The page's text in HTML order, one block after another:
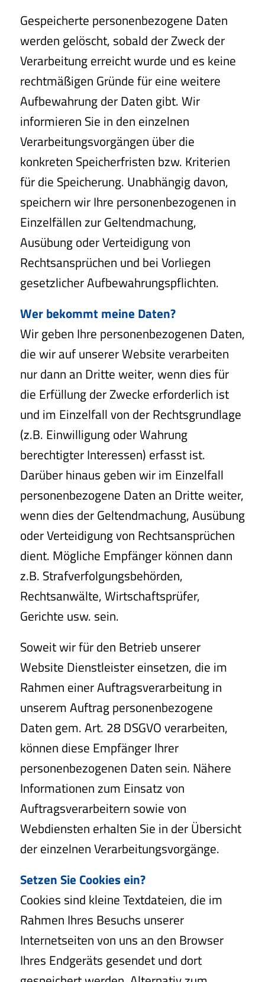
Gespeicherte personenbezogene Daten
werden gelöscht, sobald der Zweck der
Verarbeitung erreicht wurde und es keine
rechtmäßigen Gründe für eine weitere
Aufbewahrung der Daten gibt. Wir
informieren Sie in den einzelnen
Verarbeitungsvorgängen über die
konkreten Speicherfristen bzw. Kriterien
für die Speicherung. Unabhängig davon,
speichern wir Ihre personenbezogenen in
Einzelfällen zur Geltendmachung,
Ausübung oder Verteidigung von
Rechtsansprüchen und bei Vorliegen
gesetzlicher Aufbewahrungspflichten.
Wer bekommt meine Daten?
Wir geben Ihre personenbezogenen Daten,
die wir auf unserer Website verarbeiten
nur dann an Dritte weiter, wenn dies für
die Erfüllung der Zwecke erforderlich ist
und im Einzelfall von der Rechtsgrundlage
(z.B. Einwilligung oder Wahrung
berechtigter Interessen) erfasst ist.
Darüber hinaus geben wir im Einzelfall
personenbezogene Daten an Dritte weiter,
wenn dies der Geltendmachung, Ausübung
oder Verteidigung von Rechtsansprüchen
dient. Mögliche Empfänger können dann
z.B. Strafverfolgungsbehörden,
Rechtsanwälte, Wirtschaftsprüfer,
Gerichte usw. sein.
Soweit wir für den Betrieb unserer
Website Dienstleister einsetzen, die im
Rahmen einer Auftragsverarbeitung in
unserem Auftrag personenbezogene
Daten gem. Art. 28 DSGVO verarbeiten,
können diese Empfänger Ihrer
personenbezogenen Daten sein. Nähere
Informationen zum Einsatz von
Auftragsverarbeitern sowie von
Webdiensten erhalten Sie in der Übersicht
der einzelnen Verarbeitungsvorgänge.
Setzen Sie Cookies ein?
Cookies sind kleine Textdateien, die im
Rahmen Ihres Besuchs unserer
Internetseiten von uns an den Browser
Ihres Endgeräts gesendet und dort